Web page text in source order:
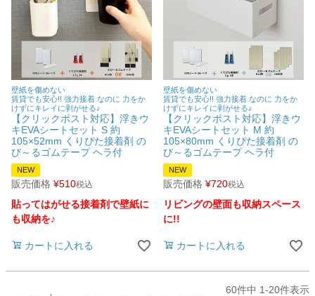
壁紙を傷めない
賃貸でも安心!! 強力接着 なのに 力をか
けずにキレイに剥がせる♪
【クリックポスト対応】浮きウ
キEVAシートセット S 約
105×52mm くりぴた接着剤 の
び～るゴムテープ ヘラ付
NEW
販売価格 ¥510税込
貼ってはがせる接着剤で壁紙に
も収納を♪
カートに入れる
壁紙を傷めない
賃貸でも安心!! 強力接着 なのに 力をか
けずにキレイに剥がせる♪
【クリックポスト対応】浮きウ
キEVAシートセット M 約
105×80mm くりぴた接着剤 の
び～るゴムテープ ヘラ付
NEW
販売価格 ¥720税込
リビングの壁面も収納スペース
に!!
カートに入れる
60件中 1-20件表示